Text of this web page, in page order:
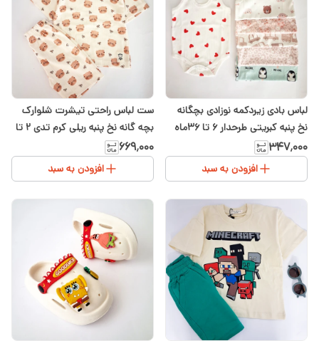
لباس بادی زیردکمه نوزادی بچگانه
نخ پنبه کبریتی طرحدار ۶ تا ۳۶ماه
۳۴۷٬۰۰۰
افزودن به سبد
ست لباس راحتی تیشرت شلوارک
بچه گانه نخ پنبه ریلی کرم تدی ۲ تا
۴سال
۶۶۹٬۰۰۰
افزودن به سبد